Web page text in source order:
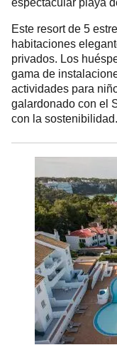
Este resort de 5
habitaciones
privados. Los
gama de
actividades para
galardonado con el
con la sostenibilidad.